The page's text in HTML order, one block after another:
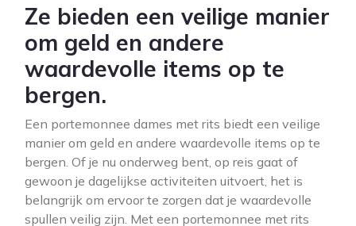
Ze bieden een veilige manier
om geld en andere
waardevolle items op te
bergen.
Een portemonnee dames met rits biedt een veilige
manier om geld en andere waardevolle items op te
bergen. Of je nu onderweg bent, op reis gaat of
gewoon je dagelijkse activiteiten uitvoert, het is
belangrijk om ervoor te zorgen dat je waardevolle
spullen veilig zijn. Met een portemonnee met rits